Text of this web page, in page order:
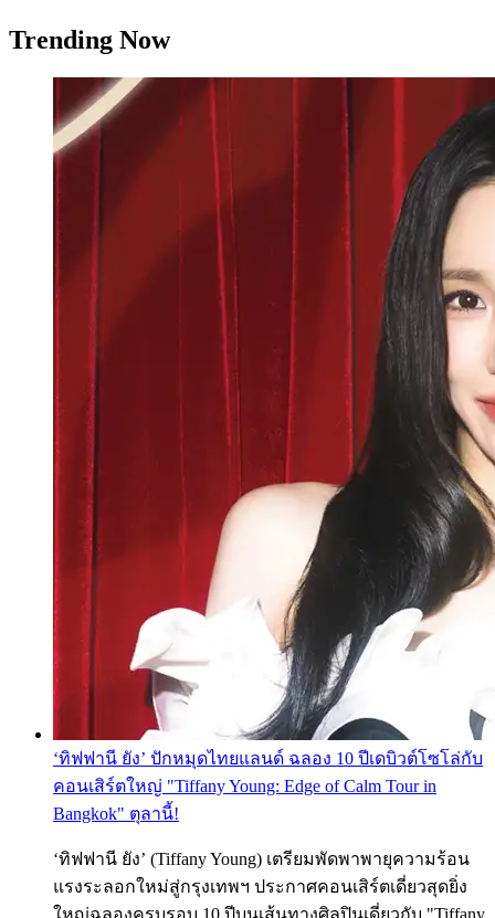
Trending Now
‘ทิฟฟานี ยัง’ ปักหมุดไทยแลนด์ ฉลอง 10 ปีเดบิวต์โซโล่กับ
คอนเสิร์ตใหญ่ "Tiffany Young: Edge of Calm Tour in
Bangkok" ตุลานี้!
‘ทิฟฟานี ยัง’ (Tiffany Young) เตรียมพัดพาพายุความร้อน
แรงระลอกใหม่สู่กรุงเทพฯ ประกาศคอนเสิร์ตเดี่ยวสุดยิ่ง
ใหญ่ฉลองครบรอบ 10 ปีบนเส้นทางศิลปินเดี่ยวกับ "Tiffany